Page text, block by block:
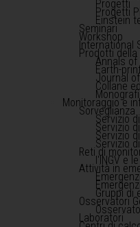
Progetti
Progetti
Einstein
Seminari
Workshop
International
Prodotti
Annals of
Earth-
Journal
Collane
Monitoraggio e
Sorveglianza
Servizio
Servizio
Servizio
Servizio
Reti di
l'INGV e
Attività in
Gruppi di
Osservatori
Laboratori